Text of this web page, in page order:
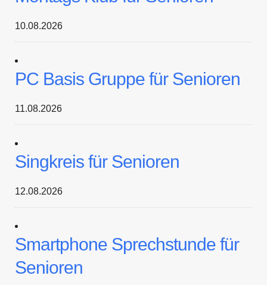
10.08.2026
PC Basis Gruppe für Senioren
11.08.2026
Singkreis für Senioren
12.08.2026
Smartphone Sprechstunde für
Senioren